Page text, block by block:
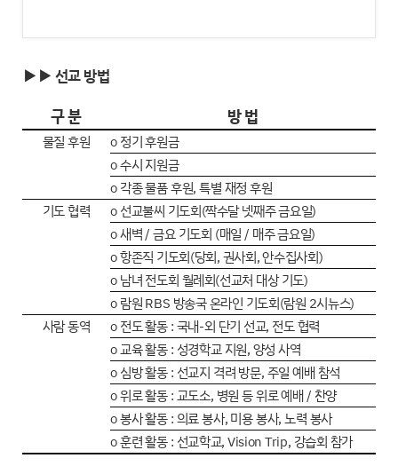
▶▶ 선교 방법
구 분 방 법
물질 후원
o 정기 후원금
o 수시 지원금
o 각종 물품 후원, 특별 재정 후원
기도 협력
o 선교불씨 기도회(짝수달 넷째주 금요일)
o 새벽 / 금요 기도회 (매일 / 매주 금요일)
o 항존직 기도회(당회, 권사회, 안수집사회)
o 남녀 전도회 월례회(선교처 대상 기도)
o 람원 RBS 방송국 온라인 기도회(람원 2시뉴스)
사람 동역
o 전도 활동 : 국내-외 단기 선교, 전도 협력
o 교육 활동 : 성경학교 지원, 양성 사역
o 심방 활동 : 선교지 격려 방문, 주일 예배 참석
o 위로 활동 : 교도소, 병원 등 위로 예배 / 찬양
o 봉사 활동 : 의료 봉사, 미용 봉사, 노력 봉사
o 훈련 활동 : 선교학교, Vision Trip, 강습회 참가